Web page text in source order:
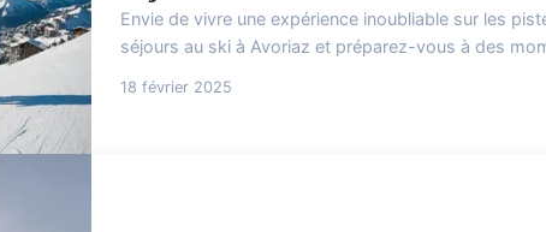
Envie de vivre une expérience inoubliable sur les
séjours au ski à Avoriaz et préparez-vous à des
18 février 2025